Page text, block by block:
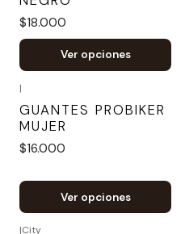
$18.000
Ver opciones
|
GUANTES PROBIKER
MUJER
$16.000
Ver opciones
|City